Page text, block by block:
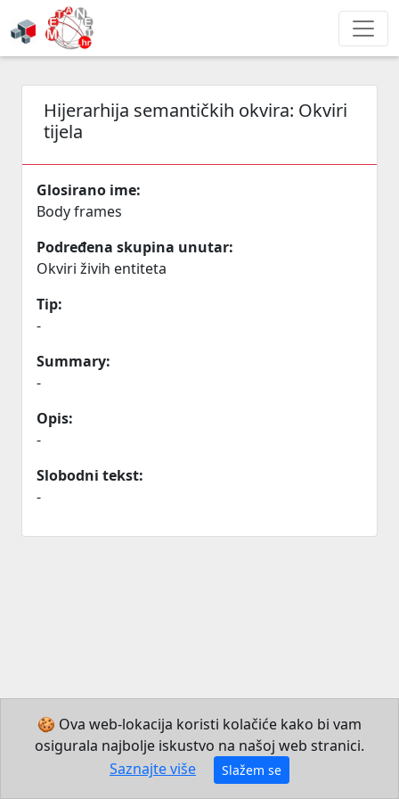
Hijerarhija semantičkih okvira: Okviri
tijela
Glosirano ime:
Body frames
Podređena skupina unutar:
Okviri živih entiteta
Tip:
-
Summary:
-
Opis:
-
Slobodni tekst:
-
🍪 Ova web-lokacija koristi kolačiće kako bi vam
osigurala najbolje iskustvo na našoj web stranici.
Saznajte više
Slažem se
© 2026 Institut za hrvatski jezik i jezikoslovlje
Izradio JB Mechatronics